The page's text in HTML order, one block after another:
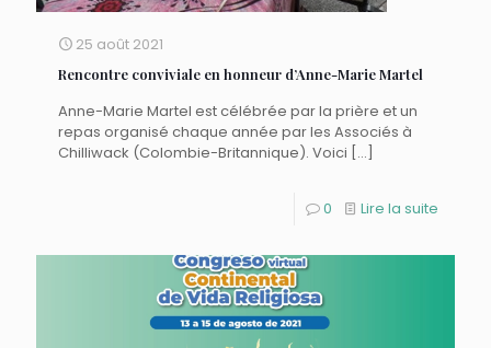
25 août 2021
Rencontre conviviale en honneur d’Anne-Marie Martel
Anne-Marie Martel est célébrée par la prière et un
repas organisé chaque année par les Associés à
Chilliwack (Colombie-Britannique). Voici […]
0 Lire la suite